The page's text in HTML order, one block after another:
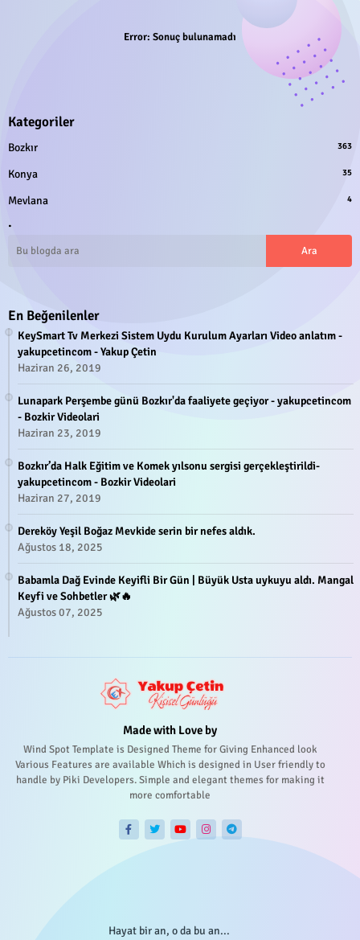
Error: Sonuç bulunamadı
Kategoriler
Bozkır 363
Konya 35
Mevlana 4
.
En Beğenilenler
KeySmart Tv Merkezi Sistem Uydu Kurulum Ayarları Video anlatım -
yakupcetincom - Yakup Çetin
Haziran 26, 2019
Lunapark Perşembe günü Bozkır'da faaliyete geçiyor - yakupcetincom
- Bozkir Videolari
Haziran 23, 2019
Bozkır’da Halk Eğitim ve Komek yılsonu sergisi gerçekleştirildi-
yakupcetincom - Bozkir Videolari
Haziran 27, 2019
Dereköy Yeşil Boğaz Mevkide serin bir nefes aldık.
Ağustos 18, 2025
Babamla Dağ Evinde Keyifli Bir Gün | Büyük Usta uykuyu aldı. Mangal
Keyfi ve Sohbetler 🌿🔥
Ağustos 07, 2025
Made with Love by
Wind Spot Template is Designed Theme for Giving Enhanced look
Various Features are available Which is designed in User friendly to
handle by Piki Developers. Simple and elegant themes for making it
more comfortable
Hayat bir an, o da bu an...